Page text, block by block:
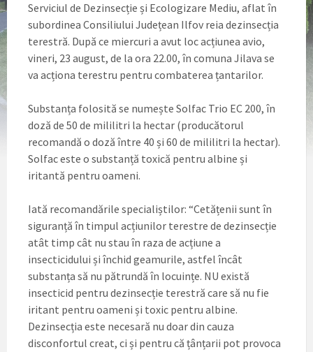
Serviciul de Dezinsecție și Ecologizare Mediu, aflat în
subordinea Consiliului Județean Ilfov reia dezinsecția
terestră. După ce miercuri a avut loc acțiunea avio,
vineri, 23 august, de la ora 22.00, în comuna Jilava se
va acționa terestru pentru combaterea țantarilor.
Substanța folosită se numește Solfac Trio EC 200, în
doză de 50 de mililitri la hectar (producătorul
recomandă o doză între 40 și 60 de mililitri la hectar).
Solfac este o substanță toxică pentru albine și
iritantă pentru oameni.
Iată recomandările specialiștilor: “Cetățenii sunt în
siguranță în timpul acțiunilor terestre de dezinsecție
atât timp cât nu stau în raza de acțiune a
insecticidului și închid geamurile, astfel încât
substanța să nu pătrundă în locuințe. NU există
insecticid pentru dezinsecție terestră care să nu fie
iritant pentru oameni și toxic pentru albine.
Dezinsecția este necesară nu doar din cauza
disconfortul creat, ci și pentru că țânțarii pot provoca